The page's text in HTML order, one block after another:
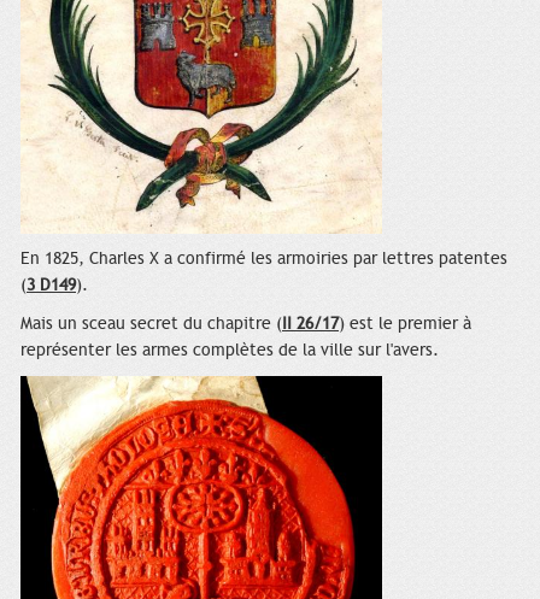
En 1825, Charles X a confirmé les armoiries par lettres patentes
(3 D149).
Mais un sceau secret du chapitre (II 26/17) est le premier à
représenter les armes complètes de la ville sur l'avers.